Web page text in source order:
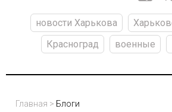
новости Харькова
Красноград
военные
Главная > Блоги